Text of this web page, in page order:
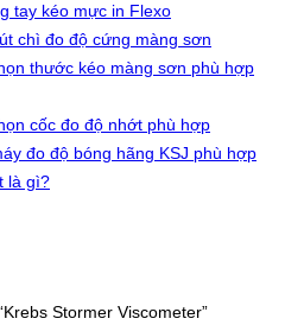
tay kéo mực in Flexo
chì đo độ cứng màng sơn
thước kéo màng sơn phù hợp
cốc đo độ nhớt phù hợp
đo độ bóng hãng KSJ phù hợp
là gì?
Stormer Viscometer”